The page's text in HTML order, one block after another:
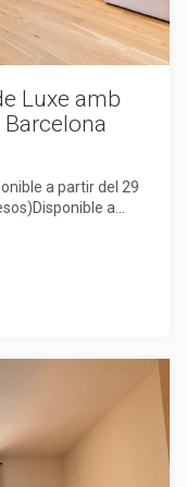
Luxe amb
a partir del 29
a
dúplex situat al
de superfície
aquest habitatge
a professionals,
temporal
l'habitatge
el dia. Els terres
i el
confort i seguretat.